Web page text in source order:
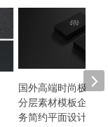
国外高端时尚极简
分层素材模板企业
务简约平面设计